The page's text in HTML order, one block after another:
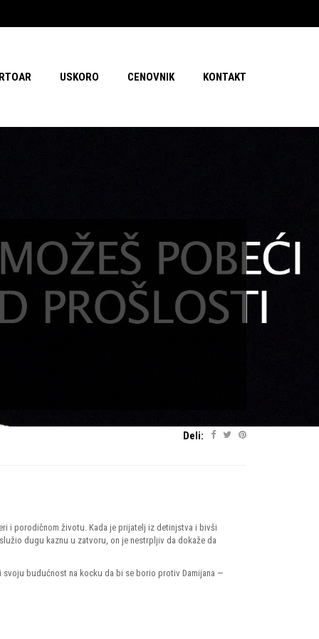
USKORO CENOVNIK KONTAKT
Deli:
i porodičnom životu. Kada je prijatelj iz detinjstva i bivši
dugu kaznu u zatvoru, on je nestrpljiv da dokaže da
budućnost na kocku da bi se borio protiv Damijana —